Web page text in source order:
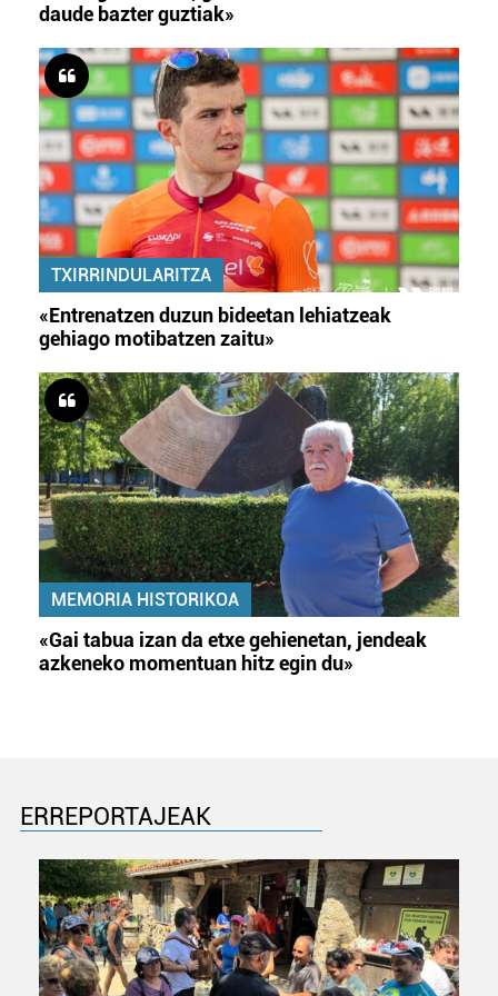
daude bazter guztiak»
TXIRRINDULARITZA
«Entrenatzen duzun bideetan lehiatzeak
gehiago motibatzen zaitu»
MEMORIA HISTORIKOA
«Gai tabua izan da etxe gehienetan, jendeak
azkeneko momentuan hitz egin du»
ERREPORTAJEAK